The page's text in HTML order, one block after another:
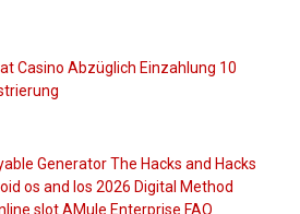
Casino Abzüglich Einzahlung 10
Generator The Hacks and Hacks
os and Ios 2026 Digital Method
slot AMule Enterprise FAQ